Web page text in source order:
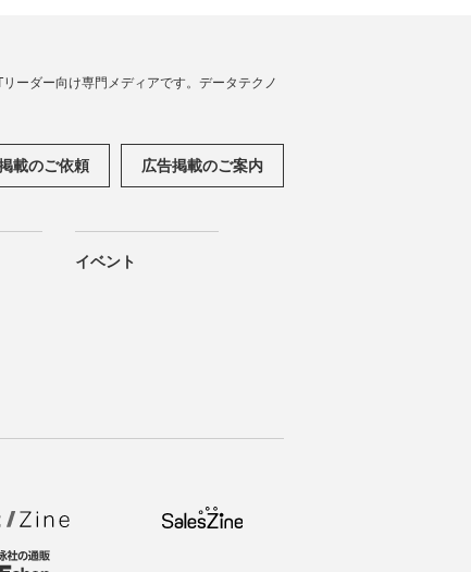
ーダー向け専門メディアです。データテクノ
載のご依頼 広告掲載のご案内
イベント